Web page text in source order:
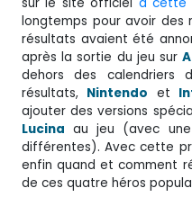
longtemps pour avoir des
résultats avaient été
après la sortie du jeu sur
dehors des calendriers
résultats, Nintendo et
ajouter des versions
Lucina au jeu (avec
différentes). Avec cette
enfin quand et comment
de ces quatre héros